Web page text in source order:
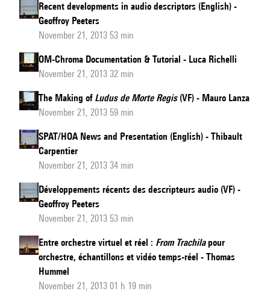
Recent developments in audio descriptors (English) -
Geoffroy Peeters
November 21, 2013 53 min
OM-Chroma Documentation & Tutorial - Luca Richelli
November 21, 2013 32 min
The Making of Ludus de Morte Regis(VF) - Mauro Lanza
November 21, 2013 59 min
SPAT/HOA News and Presentation (English) - Thibault
Carpentier
November 21, 2013 34 min
Développements récents des descripteurs audio (VF) -
Geoffroy Peeters
November 21, 2013 53 min
Entre orchestre virtuel et réel : From Trachilapour
orchestre, échantillons et vidéo temps-réel - Thomas
Hummel
November 21, 2013 01 h 19 min